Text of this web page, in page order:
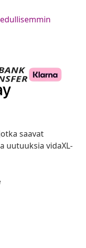
saavat
uutuuksia vidaXL-